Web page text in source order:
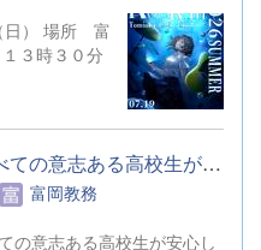
３時３０分
群馬県教育委員会では、すべての意志ある高校生が安心して教育を...
富岡教務
の意志ある高校生が安心し